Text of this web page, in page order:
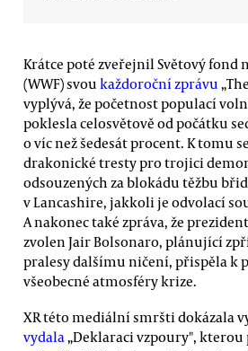
Krátce poté zveřejnil Světový fond
(WWF) svou každoroční zprávu
vyplývá, že početnost populací
poklesla celosvětově od počátku
o víc než šedesát procent. K tomu
drakonické tresty pro trojici
odsouzených za blokádu těžbu
v Lancashire, jakkoli je odvolací
A nakonec také zpráva, že
zvolen Jair Bolsonaro, plánující
pralesy dalšímu ničení, přispěla k
všeobecné atmosféry krize.
XR této mediální smršti dokázala
vydala „Deklaraci vzpoury",